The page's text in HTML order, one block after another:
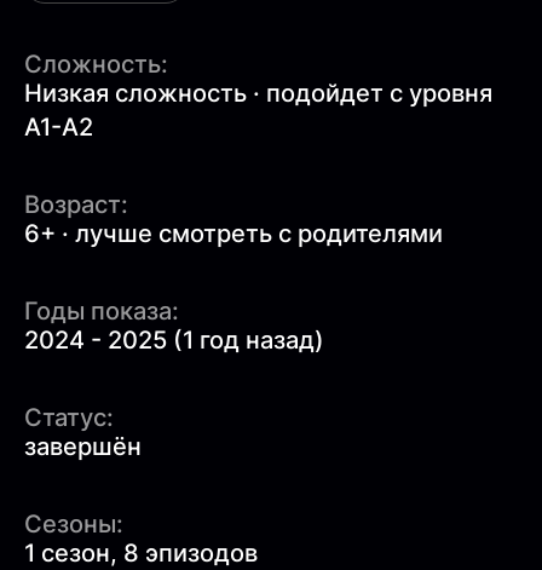
Сложность:
Низкая сложность · подойдет с уровня
A1-A2
Возраст:
6+ · лучше смотреть с родителями
Годы показа:
2024 - 2025 (1 год назад)
Статус:
завершён
Сезоны:
1 сезон, 8 эпизодов